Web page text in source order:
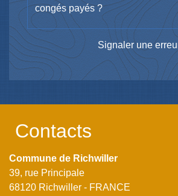
congés payés ?
Signaler une
Contacts
Commune de Richwiller
39, rue Principale
68120 Richwiller - FRANCE